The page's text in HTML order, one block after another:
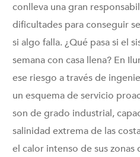
conlleva una gran
dificultades para conseguir
si algo falla. ¿Qué pasa si el
semana con casa llena? En
ese riesgo a través de
un esquema de servicio
son de grado industrial,
salinidad extrema de las
el calor intenso de sus zonas